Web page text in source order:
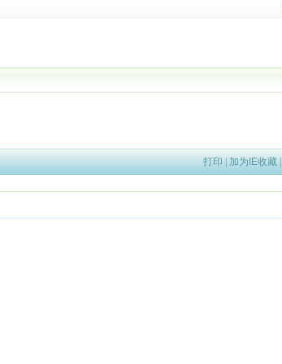
打印 | 加为IE收藏|